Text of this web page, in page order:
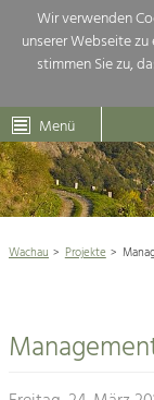
Wir verwenden
unserer Webseite
stimmen Sie zu,
Menü
Aktuelles
Rückblick 25
Architektur
Die
hier eine Übersicht
einfach das Thema
angezeigt.
Natur- &
Wachau Projekte